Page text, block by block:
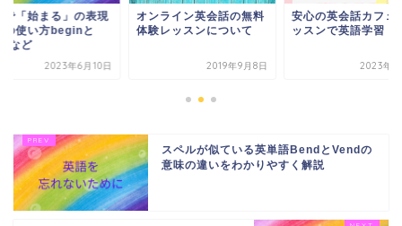
ライン英会話の無料
レッスンについて
2019年9月8日
安心の英会話カフェのレ
ッスンで英語学習
2023年7月7日
英語で「始まる」の
とその使い方begin
2023年6
スペルが似ている英単語BendとVendの
意味の違いをわかりやすく解説